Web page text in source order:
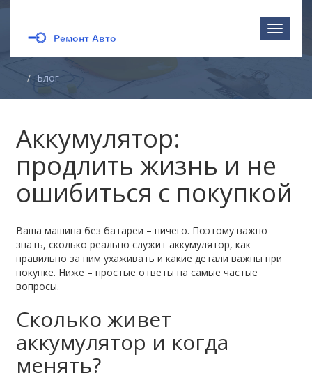
Блог
Аккумулятор:
продлить жизнь и не
ошибиться с покупкой
Ваша машина без батареи – ничего. Поэтому важно
знать, сколько реально служит аккумулятор, как
правильно за ним ухаживать и какие детали важны при
покупке. Ниже – простые ответы на самые частые
вопросы.
Сколько живет
аккумулятор и когда
менять?